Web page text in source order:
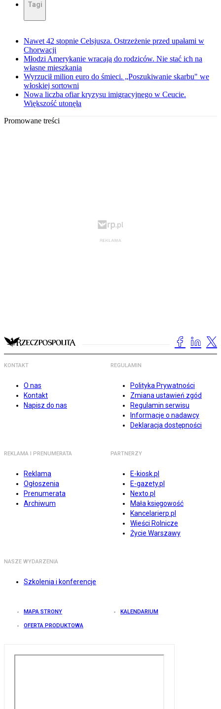
Tagi
Nawet 42 stopnie Celsjusza. Ostrzeżenie przed upałami w
Chorwacji
Młodzi Amerykanie wracają do rodziców. Nie stać ich na
własne mieszkania
Wyrzucił milion euro do śmieci. „Poszukiwanie skarbu" we
włoskiej sortowni
Nowa liczba ofiar kryzysu imigracyjnego w Ceucie.
Większość utonęła
Promowane treści
KONTAKT
O nas
Kontakt
Napisz do nas
REGULAMIN
Polityka Prywatności
Zmiana ustawień zgód
Regulamin serwisu
Informacje o nadawcy
Deklaracja dostępności
REKLAMA I PRENUMERATA
Reklama
Ogłoszenia
Prenumerata
Archiwum
PARTNERZY
E-kiosk.pl
E-gazety.pl
Nexto.pl
Mała księgowość
Kancelarierp.pl
Wieści Rolnicze
Życie Warszawy
NASZE WYDARZENIA
Szkolenia i konferencje
MAPA STRONY KALENDARIUM
OFERTA PRODUKTOWA